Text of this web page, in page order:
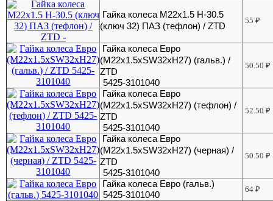
Гайка колеса M22x1.5 H-30.5
(ключ 32) ПАЗ (тефлон) / ZTD
55₽
Гайка колеса Евро
(M22x1.5xSW32xH27) (гальв.) /
ZTD
5425-3101040
50.50₽
Гайка колеса Евро
(M22x1.5xSW32xH27) (тефлон) /
ZTD
5425-3101040
52.50₽
Гайка колеса Евро
(M22x1.5xSW32xH27) (черная) /
ZTD
5425-3101040
50.50₽
Гайка колеса Евро (гальв.)
5425-3101040
64₽